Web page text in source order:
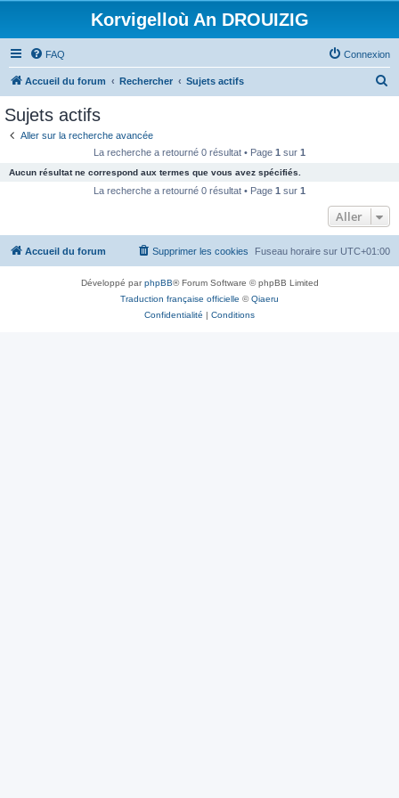
Korvigelloù An DROUIZIG
FAQ Connexion
Accueil du forum Rechercher Sujets actifs
c
e
Sujets actifs
Aller sur la recherche avancée
La recherche a retourné 0 résultat • Page 1 sur 1
Aucun résultat ne correspond aux termes que vous avez spécifiés.
La recherche a retourné 0 résultat • Page 1 sur 1
Aller
Accueil du forum Fuseau horaire sur UTC+01:00
Supprimer les cookies
Développé parphpBB® Forum Software © phpBB Limited
Traduction française officielle ©Qiaeru
Confidentialité | Conditions